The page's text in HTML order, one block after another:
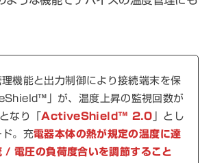
機能と出力制御により接続端末を保
」が、温度上昇の監視回数が
なり「ActiveShield™ 2.0 」とし
ド。充電器本体の熱が規定の温度に達
/ 電圧の負荷度合いを調節すること